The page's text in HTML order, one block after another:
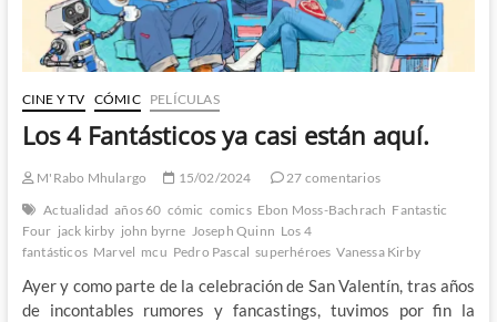
CINE Y TV CÓMIC PELÍCULAS
Los 4 Fantásticos ya casi están aquí.
M'Rabo Mhulargo 15/02/2024
27 comentarios
Actualidad años 60 cómic comics Ebon Moss-Bachrach Fantastic
Four jack kirby john byrne Joseph Quinn Los 4
fantásticos Marvel mcu Pedro Pascal superhéroes Vanessa Kirby
Ayer y como parte de la celebración de San Valentín, tras años
de incontables rumores y fancastings, tuvimos por fin la